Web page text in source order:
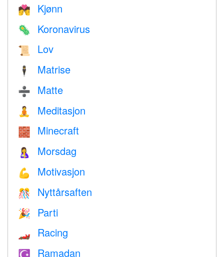
💏 Kjønn
🦠 Koronavirus
📜 Lov
🕴️ Matrise
➗ Matte
🧘 Meditasjon
🧱 Minecraft
🤱 Morsdag
💪 Motivasjon
🎊 Nyttårsaften
🎉 Parti
🏎 Racing
☪️ Ramadan